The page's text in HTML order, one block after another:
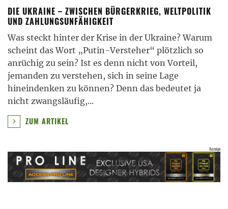
DIE UKRAINE – ZWISCHEN BÜRGERKRIEG, WELTPOLITIK
UND ZAHLUNGSUNFÄHIGKEIT
Was steckt hinter der Krise in der Ukraine? Warum
scheint das Wort „Putin-Versteher“ plötzlich so
anrüchig zu sein? Ist es denn nicht von Vorteil,
jemanden zu verstehen, sich in seine Lage
hineindenken zu können? Denn das bedeutet ja
nicht zwangsläufig,...
ZUM ARTIKEL